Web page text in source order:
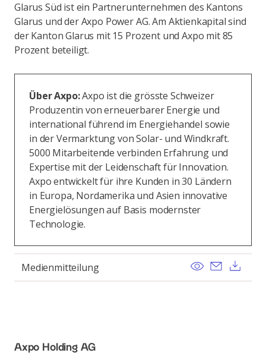
Glarus Süd ist ein Partnerunternehmen des Kantons
Glarus und der Axpo Power AG. Am Aktienkapital sind
der Kanton Glarus mit 15 Prozent und Axpo mit 85
Prozent beteiligt.
Über Axpo:Axpo ist die grösste Schweizer
Produzentin von erneuerbarer Energie und
international führend im Energiehandel sowie
in der Vermarktung von Solar- und Windkraft.
5000 Mitarbeitende verbinden Erfahrung und
Expertise mit der Leidenschaft für Innovation.
Axpo entwickelt für ihre Kunden in 30 Ländern
in Europa, Nordamerika und Asien innovative
Energielösungen auf Basis modernster
Technologie.
Medienmitteilung View Send
Axpo Holding AG